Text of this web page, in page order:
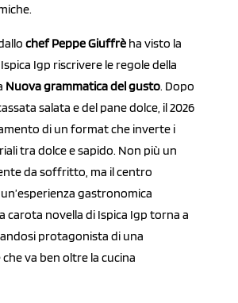
chef Peppe Giuffrè ha visto la
Igp riscrivere le regole della
Nuova grammatica del gusto. Dopo
salata e del pane dolce, il 2026
di un format che inverte i
tra dolce e sapido. Non più un
da soffritto, ma il centro
gastronomica
carota novella di Ispica Igp torna a
protagonista di una
va ben oltre la cucina